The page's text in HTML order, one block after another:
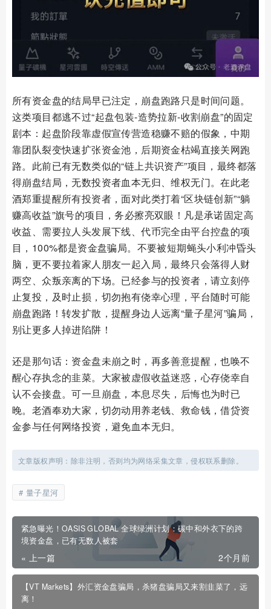
所有资金盘的结局早已注定，崩盘跑路只是时间问题。
这类项目都逃不过“起盘包装-造势拉新-收割崩盘”的固定
剧本：起盘阶段靠虚假宣传营造稳赚不赔的假象，中期
靠团队裂变快速扩张资金池，后期资金枯竭直接关网跑
路。此前已有无数类似的“链上共识资产”项目，最终都落
得崩盘结局，无数投资者血本无归、维权无门。在此老
酒郑重提醒所有投资者，面对此类打着“区块链创新”“躺
赚高收益”旗号的项目，务必擦亮双眼！凡是承诺固定高
收益、需要拉人头发展下线、代币完全由平台控盘的项
目，100%都是资金盘骗局。不要被短期蝇头小利冲昏头
脑，更不要拉着家人朋友一起入局，最终只会落得人财
两空、众叛亲离的下场。已经参与的投资者，请立刻停
止复投，及时止损，切勿抱有侥幸心理，平台随时可能
崩盘跑路！转发扩散，提醒身边人远离“量子星河”骗局，
别让更多人掉进陷阱！
还是那句话：资金盘未崩之时，再多善意提醒，也唤不
醒心存执念的韭菜。大家被虚假收益迷惑，心存侥幸自
认不会接盘。可一旦崩盘，本息尽失，后悔也为时已
晚。老酒奉劝大家，切勿动用养老钱、救命钱，借贷资
金参与任何网络投资，避免血本无归。
文章版权声明：除非注明，否则均为网络采集文章，侵权联系删除。
量子星河
紧急曝光！OASIS GLOBAL 全球绿洲计划：碳中和外衣下的跨
境资金盘，已有无数人被套
« 上一篇 2个月前
【VT Markets】外汇资金盘骗局，杀猪盘骗局又来割韭菜了，远
离！